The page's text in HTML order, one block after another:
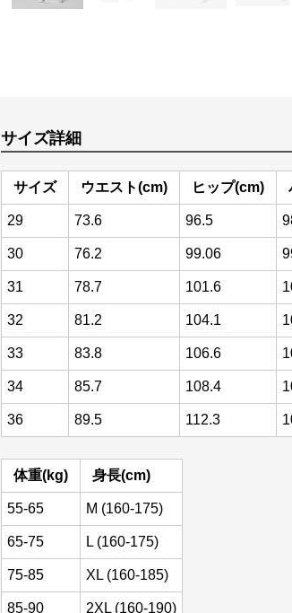
サイズ詳細
サイズ ウエスト(cm) ヒップ(cm)
29 73.6 96.5
30 76.2 99.06
31 78.7 101.6
32 81.2 104.1
33 83.8 106.6
34 85.7 108.4
36 89.5 112.3
体重(kg) 身長(cm)
55-65 M (160-175)
65-75 L (160-175)
75-85 XL (160-185)
85-90 2XL (160-190)